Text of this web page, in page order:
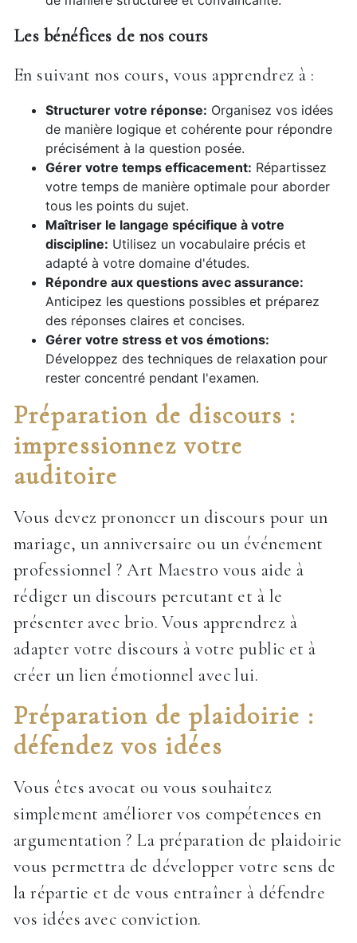
Les bénéfices de nos cours
En suivant nos cours, vous apprendrez à :
Structurer votre réponse: Organisez vos idées
de manière logique et cohérente pour répondre
précisément à la question posée.
Gérer votre temps efficacement: Répartissez
votre temps de manière optimale pour aborder
tous les points du sujet.
Maîtriser le langage spécifique à votre
discipline: Utilisez un vocabulaire précis et
adapté à votre domaine d'études.
Répondre aux questions avec assurance:
Anticipez les questions possibles et préparez
des réponses claires et concises.
Gérer votre stress et vos émotions:
Développez des techniques de relaxation pour
rester concentré pendant l'examen.
Préparation de discours :
impressionnez votre
auditoire
Vous devez prononcer un discours pour un
mariage, un anniversaire ou un événement
professionnel ? Art Maestro vous aide à
rédiger un discours percutant et à le
présenter avec brio. Vous apprendrez à
adapter votre discours à votre public et à
créer un lien émotionnel avec lui.
Préparation de plaidoirie :
défendez vos idées
Vous êtes avocat ou vous souhaitez
simplement améliorer vos compétences en
argumentation ? La préparation de plaidoirie
vous permettra de développer votre sens de
la répartie et de vous entraîner à défendre
vos idées avec conviction.